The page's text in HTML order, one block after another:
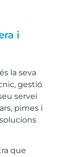
i
la seva
gestió
servei
pimes i
que